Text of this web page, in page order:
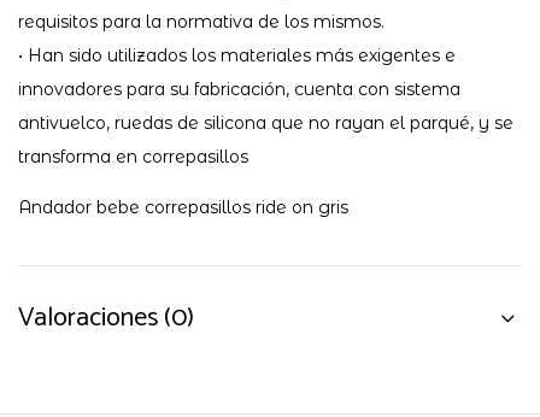
requisitos para la normativa de los mismos.
• Han sido utilizados los materiales más exigentes e
innovadores para su fabricación, cuenta con sistema
antivuelco, ruedas de silicona que no rayan el parqué, y se
transforma en correpasillos
Andador bebe correpasillos ride on gris
Valoraciones (0)